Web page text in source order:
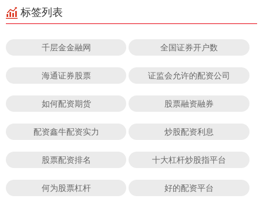
标签列表
千层金金融网 全国证券开户数
海通证券股票 证监会允许的配资公司
如何配资期货 股票融资融券
配资鑫牛配资实力 炒股配资利息
股票配资排名 十大杠杆炒股指平台
何为股票杠杆 好的配资平台